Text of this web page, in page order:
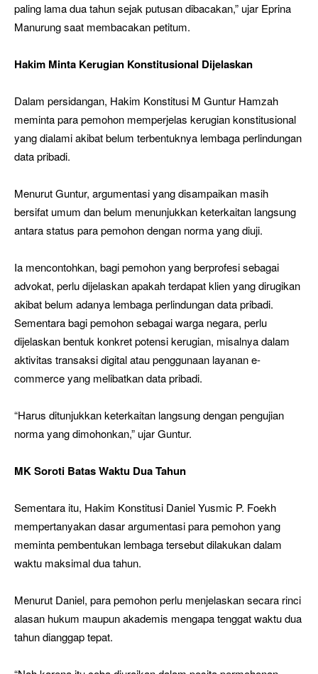
paling lama dua tahun sejak putusan dibacakan,” ujar Eprina
Manurung saat membacakan petitum.
Hakim Minta Kerugian Konstitusional Dijelaskan
Dalam persidangan, Hakim Konstitusi M Guntur Hamzah
meminta para pemohon memperjelas kerugian konstitusional
yang dialami akibat belum terbentuknya lembaga perlindungan
data pribadi.
Menurut Guntur, argumentasi yang disampaikan masih
bersifat umum dan belum menunjukkan keterkaitan langsung
antara status para pemohon dengan norma yang diuji.
Ia mencontohkan, bagi pemohon yang berprofesi sebagai
advokat, perlu dijelaskan apakah terdapat klien yang dirugikan
akibat belum adanya lembaga perlindungan data pribadi.
Sementara bagi pemohon sebagai warga negara, perlu
dijelaskan bentuk konkret potensi kerugian, misalnya dalam
aktivitas transaksi digital atau penggunaan layanan e-
commerce yang melibatkan data pribadi.
“Harus ditunjukkan keterkaitan langsung dengan pengujian
norma yang dimohonkan,” ujar Guntur.
MK Soroti Batas Waktu Dua Tahun
Sementara itu, Hakim Konstitusi Daniel Yusmic P. Foekh
mempertanyakan dasar argumentasi para pemohon yang
meminta pembentukan lembaga tersebut dilakukan dalam
waktu maksimal dua tahun.
Menurut Daniel, para pemohon perlu menjelaskan secara rinci
alasan hukum maupun akademis mengapa tenggat waktu dua
tahun dianggap tepat.